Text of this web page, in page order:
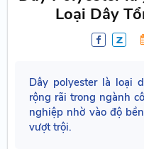
Loại Dây
Dây polyester là loại
rộng rãi trong ngành
nghiệp nhờ vào độ
vượt trội.